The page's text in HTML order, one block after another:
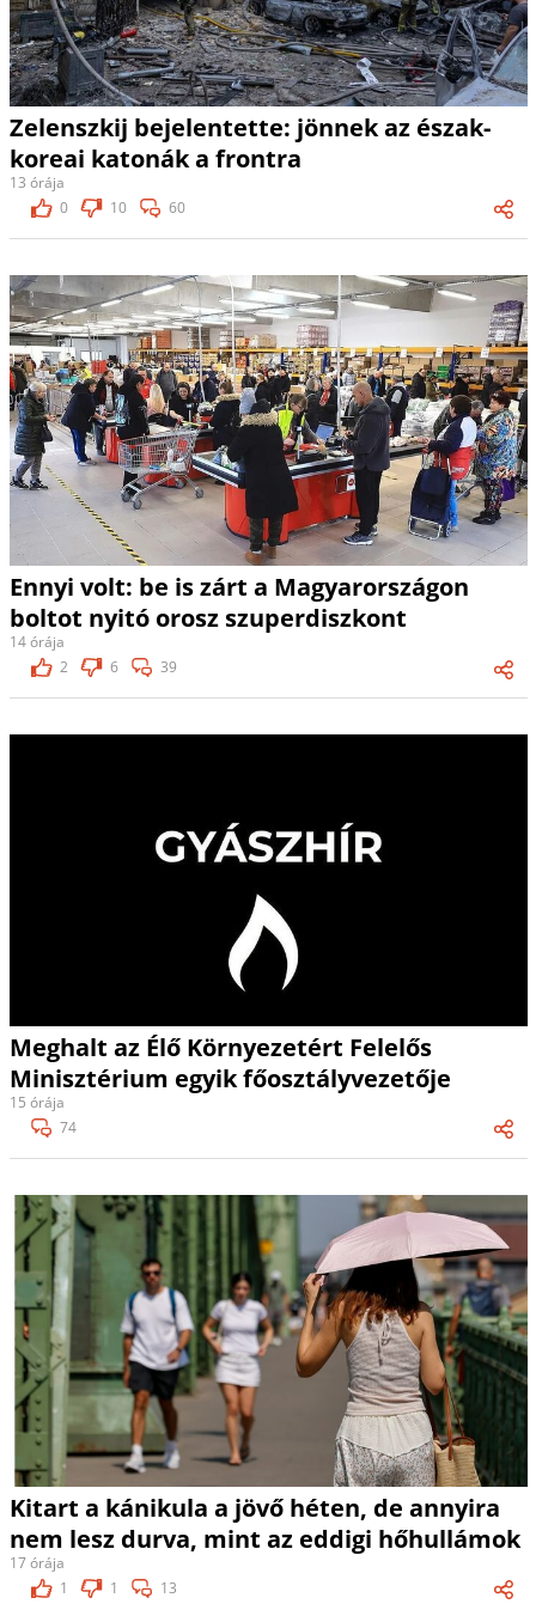
Zelenszkij bejelentette: jönnek az észak-
koreai katonák a frontra
13 órája
0
10 60
Ennyi volt: be is zárt a Magyarországon
boltot nyitó orosz szuperdiszkont
14 órája
2
6 39
Meghalt az Élő Környezetért Felelős
Minisztérium egyik főosztályvezetője
15 órája
74
Kitart a kánikula a jövő héten, de annyira
nem lesz durva, mint az eddigi hőhullámok
17 órája
1
1 13